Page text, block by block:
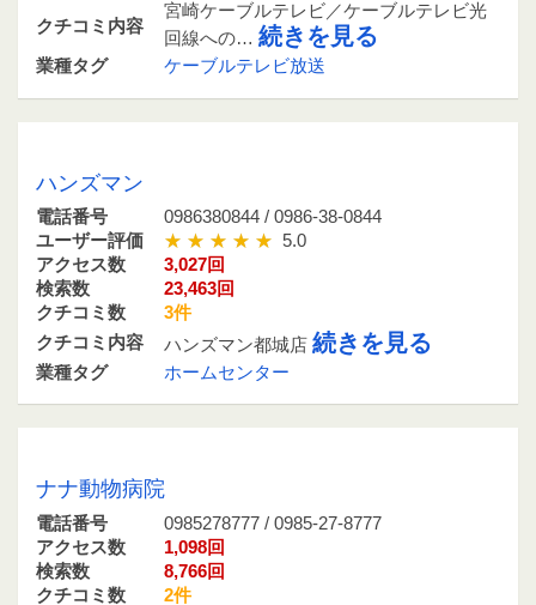
クチコミ内容
宮崎ケーブルテレビ／ケーブルテレビ光
回線への… 続きを見る
業種タグ ケーブルテレビ放送
ハンズマン
電話番号
0986380844 / 0986-38-0844
ユーザー評価
5.0
アクセス数
3,027回
検索数
23,463回
クチコミ数
3件
クチコミ内容
ハンズマン都城店 続きを見る
業種タグ ホームセンター
ナナ動物病院
電話番号
0985278777 / 0985-27-8777
アクセス数
1,098回
検索数
8,766回
クチコミ数
2件